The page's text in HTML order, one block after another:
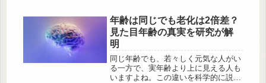
をピックアップ。デザイン性も機能性
も兼ね備えた優秀アウターなので、こ
の冬の1軍として大活躍してくれます
よ♡バックデザインで差が付く「フー
ドボアキルトブルゾン」 この投稿を
Instagramで見る (@mguu__m)がシェ
ア...
年齢は同じでも老化は2倍差？
見た目年齢の真実を研究が解
明
同じ年齢でも、若々しく元気な人がい
る一方で、実年齢より上に見える人も
いますよね。この違いを科学的に説明